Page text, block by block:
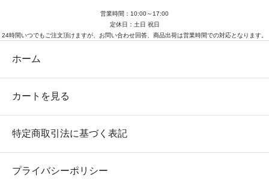
営業時間：10:00～17:00
定休日：土日 祝日
24時間いつでもご注文頂けますが、お問い合わせ回答、商品出荷は営業時間での対応となります。
ホーム
カートを見る
特定商取引法に基づく表記
プライバシーポリシー